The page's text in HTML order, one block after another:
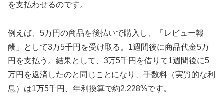
を支払わせるのです。
例えば、5万円の商品を後払いで購入し、「レビュー報
酬」として3万5千円を受け取る。1週間後に商品代金5万
円を支払う。結果として、3万5千円を借りて1週間後に5
万円を返済したのと同じことになり、手数料（実質的な利
息）は1万5千円、年利換算で約2,228%です。